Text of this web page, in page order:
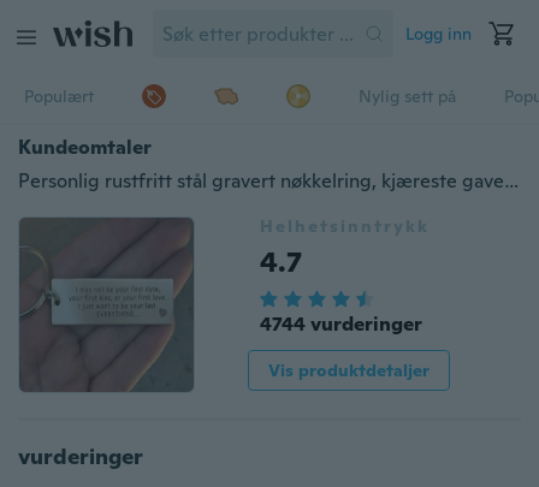
Logg inn
Populært Nylig sett på
Kundeomtaler
Personlig rustfritt stål gravert nøkkelring, kjæreste gave, herre nøkkelring, tilpasset nøkkelring, kjæreste nøkkelring, gaver til menn, ektemann gave, Anniversairen
Helhetsinntrykk
4.7
4744 vurderinger
Vis produktdetaljer
vurderinger